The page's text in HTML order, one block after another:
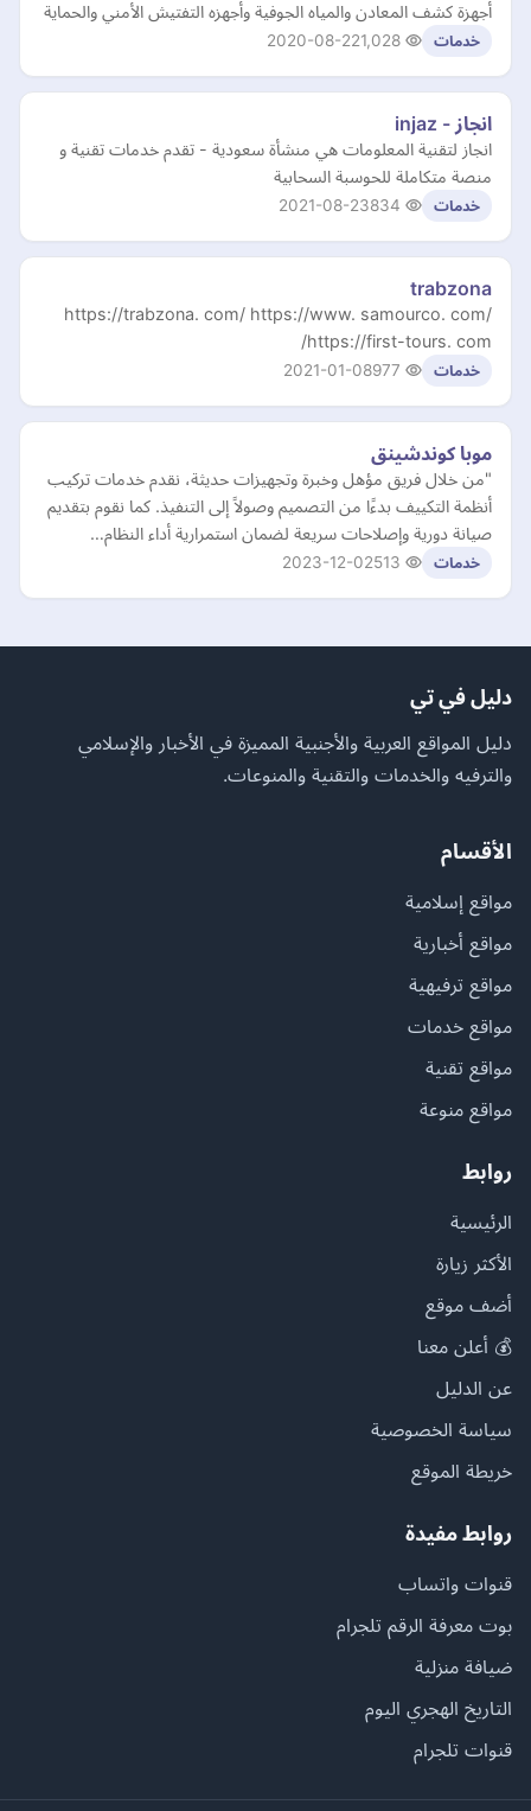
أجهزة كشف المعادن والمياه الجوفية وأجهزه التفتيش الأمني والحماية
خدمات 2020-08-22
انجاز - injaz
انجاز لتقنية المعلومات هي منشأة سعودية - تقدم خدمات تقنية و
منصة متكاملة للحوسبة السحابية
خدمات 2021-08-23
trabzona
https://trabzona. com/ https://www. samourco. com/
https://first-tours. com/
خدمات 2021-01-08
موبا كوندشينق
"من خلال فريق مؤهل وخبرة وتجهيزات حديثة، نقدم خدمات تركيب
أنظمة التكييف بدءًا من التصميم وصولاً إلى التنفيذ. كما نقوم بتقديم
صيانة دورية وإصلاحات سريعة لضمان استمرارية أداء النظام…
خدمات 2023-12-02
دليل في تي
دليل المواقع العربية والأجنبية المميزة في الأخبار والإسلامي
والترفيه والخدمات والتقنية والمنوعات.
الأقسام
مواقع إسلامية
مواقع أخبارية
مواقع ترفيهية
مواقع خدمات
مواقع تقنية
مواقع منوعة
روابط
الرئيسية
الأكثر زيارة
أضف موقع
💰 أعلن معنا
عن الدليل
سياسة الخصوصية
خريطة الموقع
روابط مفيدة
قنوات واتساب
بوت معرفة الرقم تلجرام
ضيافة منزلية
التاريخ الهجري اليوم
قنوات تلجرام